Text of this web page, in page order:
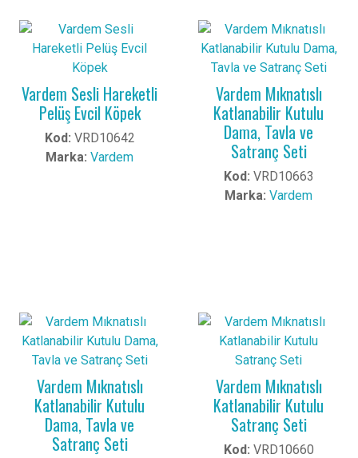
Vardem Sesli Hareketli
Pelüş Evcil Köpek
Kod: VRD10642
Marka: Vardem
Vardem Mıknatıslı
Katlanabilir Kutulu
Dama, Tavla ve
Satranç Seti
Kod: VRD10663
Marka: Vardem
Vardem Mıknatıslı
Katlanabilir Kutulu
Dama, Tavla ve
Satranç Seti
Vardem Mıknatıslı
Katlanabilir Kutulu
Satranç Seti
Kod: VRD10660